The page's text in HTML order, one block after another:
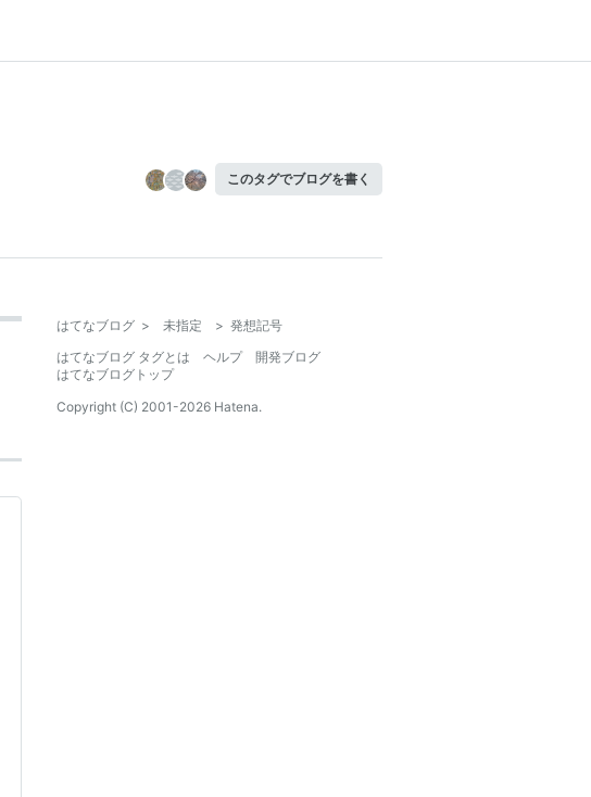
このタグでブログを書く
はてなブログ > 未指定 > 発想記号
はてなブログ タグとは
ヘルプ
開発ブログ
はてなブログトップ
Copyright (C) 2001-2026 Hatena.